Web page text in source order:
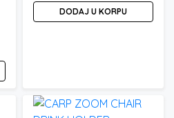
DODAJ U KORPU